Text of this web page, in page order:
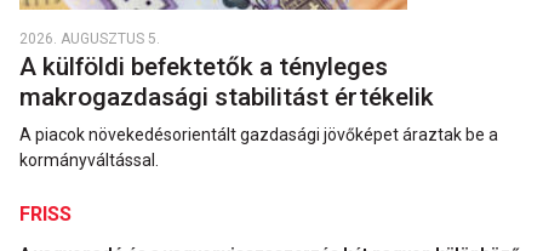
2026. AUGUSZTUS 5.
A külföldi befektetők a tényleges
makrogazdasági stabilitást értékelik
A piacok növekedésorientált gazdasági jövőképet áraztak be a
kormányváltással.
FRISS